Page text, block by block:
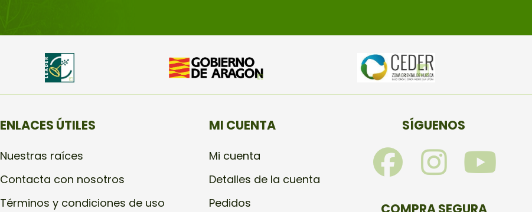
ENLACES ÚTILES
Nuestras raíces
Contacta con nosotros
Términos y condiciones de uso
MI CUENTA
Mi cuenta
Detalles de la cuenta
Pedidos
SÍGUENOS
F
a
I
n
Y